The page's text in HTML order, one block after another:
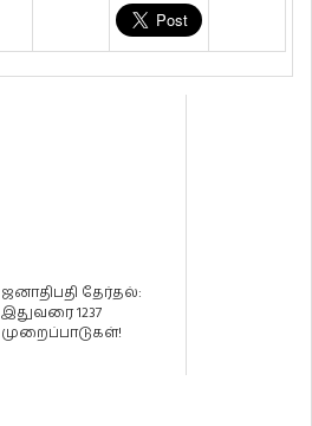
ஜனாதிபதி தேர்தல்:
இதுவரை 1237
முறைப்பாடுகள்!